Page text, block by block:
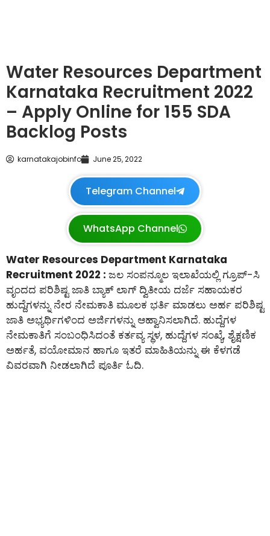
Water Resources Department
Karnataka Recruitment 2022
– Apply Online for 155 SDA
Backlog Posts
karnatakajobinfo June 25, 2022
Telegram Channel
WhatsApp Channel
Water Resources Department Karnataka
Recruitment 2022 : ಜಲ ಸಂಪನ್ಮೂಲ ಇಲಾಖೆಯಲ್ಲಿ ಗ್ರೂಪ್-ಸಿ
ವೃಂದದ ಪರಿಶಿಷ್ಟ ಜಾತಿ ಬ್ಯಾಕ್ ಲಾಗ್ ದ್ವಿತೀಯ ದರ್ಜೆ ಸಹಾಯಕರ
ಹುದ್ದೆಗಳನ್ನು ನೇರ ನೇಮಕಾತಿ ಮೂಲಕ ಭರ್ತಿ ಮಾಡಲು ಅರ್ಹ ಪರಿಶಿಷ್ಟ
ಜಾತಿ ಅಭ್ಯರ್ಥಿಗಳಿಂದ ಅರ್ಜಿಗಳನ್ನು ಆಹ್ವಾನಿಸಲಾಗಿದೆ. ಹುದ್ದೆಗಳ
ನೇಮಕಾತಿಗೆ ಸಂಬಂಧಿಸಿದಂತೆ ಕರ್ತವ್ಯ ಸ್ಥಳ, ಹುದ್ದೆಗಳ ಸಂಖ್ಯೆ, ಶೈಕ್ಷಣಿಕ
ಅರ್ಹತೆ, ವಯೋಮಾನ ಹಾಗೂ ಇತರೆ ಮಾಹಿತಿಯನ್ನು ಈ ಕೆಳಗಡೆ
ವಿವರವಾಗಿ ನೀಡಲಾಗಿದೆ ಪೂರ್ತಿ ಓದಿ.